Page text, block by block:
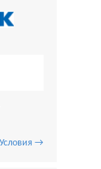
Условия →